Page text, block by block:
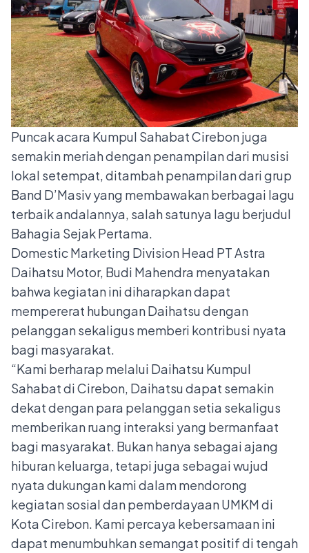
Puncak acara Kumpul Sahabat Cirebon juga
semakin meriah dengan penampilan dari musisi
lokal setempat, ditambah penampilan dari grup
Band D’Masiv yang membawakan berbagai lagu
terbaik andalannya, salah satunya lagu berjudul
Bahagia Sejak Pertama.
Domestic Marketing Division Head PT Astra
Daihatsu Motor, Budi Mahendra menyatakan
bahwa kegiatan ini diharapkan dapat
mempererat hubungan Daihatsu dengan
pelanggan sekaligus memberi kontribusi nyata
bagi masyarakat.
“Kami berharap melalui Daihatsu Kumpul
Sahabat di Cirebon, Daihatsu dapat semakin
dekat dengan para pelanggan setia sekaligus
memberikan ruang interaksi yang bermanfaat
bagi masyarakat. Bukan hanya sebagai ajang
hiburan keluarga, tetapi juga sebagai wujud
nyata dukungan kami dalam mendorong
kegiatan sosial dan pemberdayaan UMKM di
Kota Cirebon. Kami percaya kebersamaan ini
dapat menumbuhkan semangat positif di tengah